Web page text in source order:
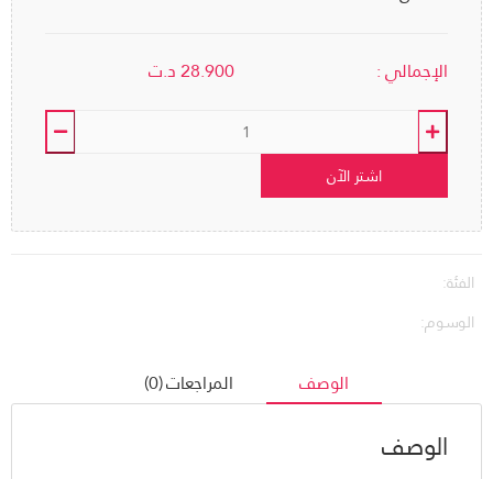
الإجمالي : 28.900د.ت
اشتر الآن
الفئة:
الوسوم:
الوصف المراجعات (0)
الوصف